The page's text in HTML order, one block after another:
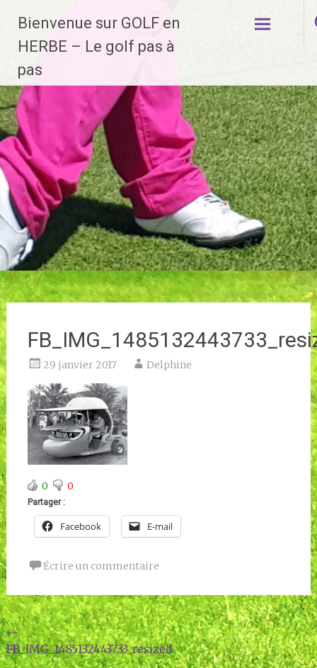
contenu
Bienvenue sur GOLF en
HERBE – Le golf pas à
pas
29 janvier 2017 Delphine
0 0
Partager :
Facebook E-mail
Écrire un commentaire
Navigation
de
←
FB_IMG_1485132443733_resized